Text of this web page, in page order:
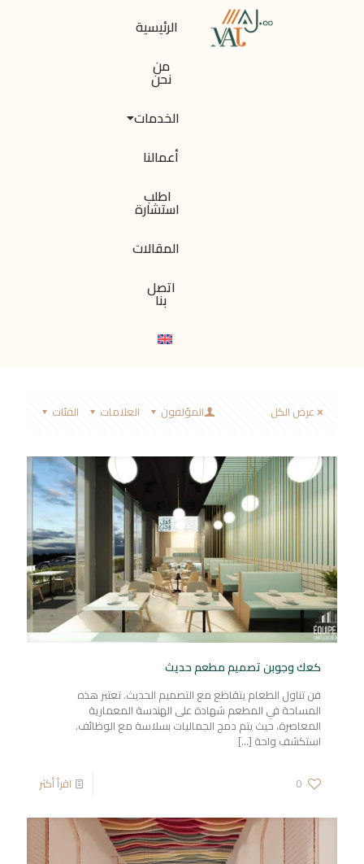
الرئيسية
من
نحن
الخدمات
أعمالنا
اطلب
استشارة
المقالات
اتصل
بنا
الفئات العلامات المؤلفون عرض الكل
كعك وجوبن تصميم مطعم حديث
فن تناول الطعام يتقاطع مع التصميم الحديث. تعتبر هذه
المساحة في المطعم شهادة على الهندسة المعمارية
المعاصرة، حيث يتم دمج الجماليات بسلاسة مع الوظائف.
استكشف واحة […]
0 اقرأ أكثر